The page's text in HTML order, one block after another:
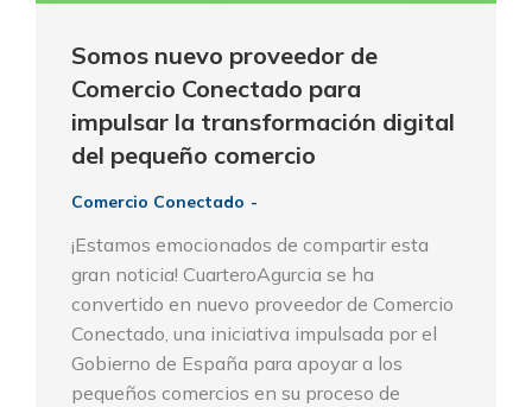
Somos nuevo proveedor de
Comercio Conectado para
impulsar la transformación digital
del pequeño comercio
Comercio Conectado
¡Estamos emocionados de compartir esta
gran noticia! CuarteroAgurcia se ha
convertido en nuevo proveedor de Comercio
Conectado, una iniciativa impulsada por el
Gobierno de España para apoyar a los
pequeños comercios en su proceso de